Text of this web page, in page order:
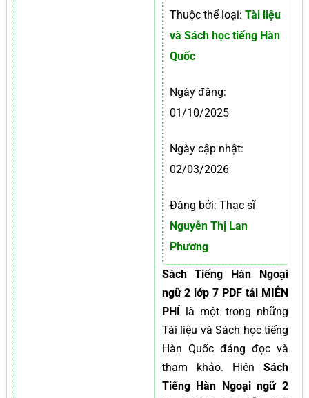
Thuộc thể loại: Tài liệu
và Sách học tiếng Hàn
Quốc
Ngày đăng:
01/10/2025
Ngày cập nhật:
02/03/2026
Đăng bởi: Thạc sĩ
Nguyễn Thị Lan
Phương
Sách Tiếng Hàn Ngoại
ngữ 2 lớp 7 PDF tải MIỄN
PHÍ là một trong những
Tài liệu và Sách học tiếng
Hàn Quốc đáng đọc và
tham khảo. Hiện Sách
Tiếng Hàn Ngoại ngữ 2